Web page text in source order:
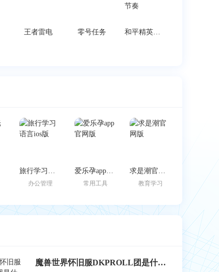
王者雷电 零号任务 和平精英国际服百变节奏
旅行学习语言ios版
办公管理
爱乐孕app官网版
常用工具
求是潮官网版
教育学习
魔兽世界怀旧服DKPROLL团是什么？